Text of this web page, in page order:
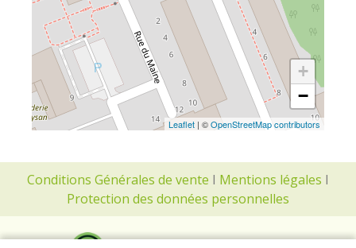
+
−
Leaflet | ©OpenStreetMap contributors
Conditions Générales de vente I Mentions légales I
Protection des données personnelles